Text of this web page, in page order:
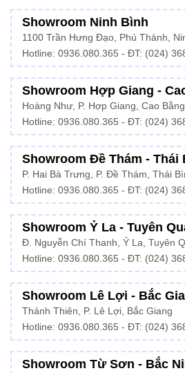
Showroom Ninh Bình
1100 Trần Hưng Đạo, Phú Thành,
Hotline: 0936.080.365 - ĐT: (024)
Showroom Hợp Giang -
Hoàng Như, P. Hợp Giang, Cao Bằng
Hotline: 0936.080.365 - ĐT: (024)
Showroom Đề Thám - Thái
P. Hai Bà Trưng, P. Đề Thám, Thái
Hotline: 0936.080.365 - ĐT: (024)
Showroom Ỷ La - Tuyên
Đ. Nguyễn Chí Thanh, Ỷ La, Tuyên
Hotline: 0936.080.365 - ĐT: (024)
Showroom Lê Lợi - Bắc
Thánh Thiên, P. Lê Lợi, Bắc Giang
Hotline: 0936.080.365 - ĐT: (024)
Showroom Từ Sơn - Bắc